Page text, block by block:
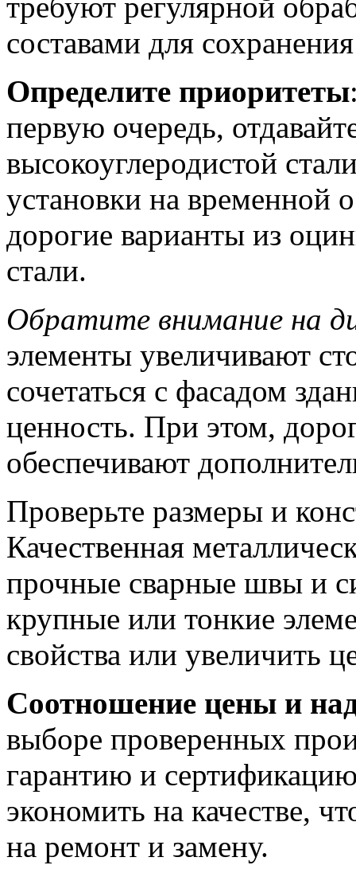
требуют регулярной
составами для
Определите приоритеты
первую очередь,
высокоуглеродистой
установки на временной
дорогие варианты из
стали.
Обратите внимание на
элементы увеличивают
сочетаться с фасадом
ценность. При этом,
обеспечивают
Проверьте размеры и
Качественная
прочные сварные швы и
крупные или тонкие
свойства или увеличить
Соотношение цены и
выборе проверенных
гарантию и
экономить на качестве,
на ремонт и замену.